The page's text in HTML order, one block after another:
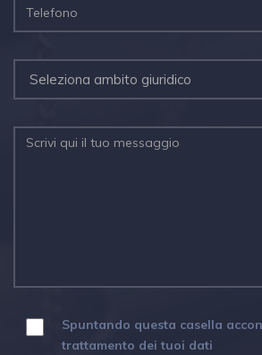
Spuntando questa casella
trattamento dei tuoi dati